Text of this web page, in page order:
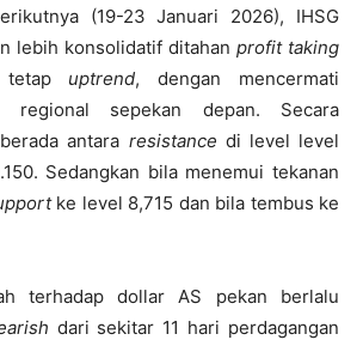
(19-23 Januari 2026), IHSG
lebih konsolidatif ditahan profit taking
tetap uptrend, dengan mencermati
regional sepekan depan. Secara
antara resistance di level level
Sedangkan bila menemui tekanan
ke level 8,715 dan bila tembus ke
terhadap dollar AS pekan berlalu
dari sekitar 11 hari perdagangan